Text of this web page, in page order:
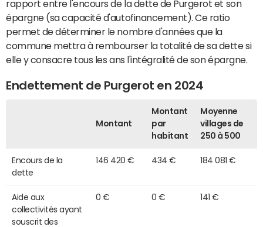
rapport entre l'encours de la dette de Purgerot et son
épargne (sa capacité d'autofinancement). Ce ratio
permet de déterminer le nombre d'années que la
commune mettra à rembourser la totalité de sa dette si
elle y consacre tous les ans l'intégralité de son épargne.
Endettement de Purgerot en 2024
Montant
Montant
par
habitant
Moyenne
villages de
250 à 500
Encours de la
dette
146 420 € 434 € 184 081 €
Aide aux
collectivités ayant
souscrit des
0 € 0 € 141 €